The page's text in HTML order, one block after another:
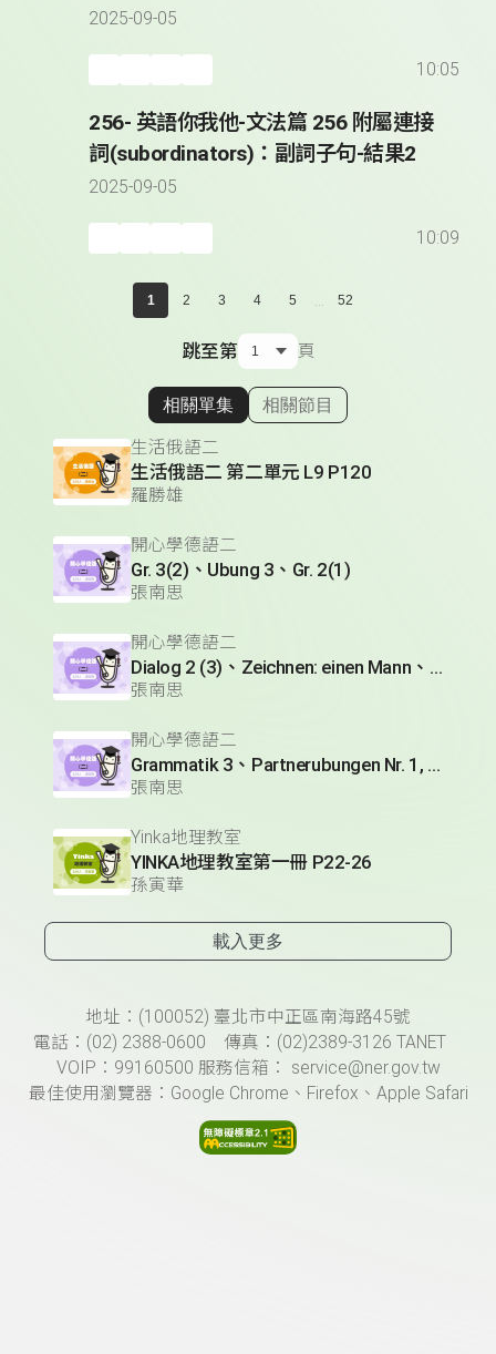
2025-09-05
10:05
256- 英語你我他-文法篇 256 附屬連接
詞(subordinators)：副詞子句-結果2
2025-09-05
10:09
1 2 3 4 5 ... 52
跳至第 頁
顯示相關單集
相關單集 相關節目
生活俄語二
生活俄語二 第二單元 L9 P120
羅勝雄
開心學德語二
Gr. 3(2)、Ubung 3、Gr. 2(1)
張南思
開心學德語二
Dialog 2 (3)、Zeichnen: einen Mann、Lesetext 1(1)
張南思
開心學德語二
Grammatik 3、Partnerubungen Nr. 1, 3、Dialog 2(1)
張南思
Yinka地理教室
YINKA地理教室第一冊 P22-26
孫寅華
載入更多
頁尾資訊地址：(100052) 臺北市中正區南海路45號
電話：(02) 2388-0600 傳真：(02)2389-3126 TANET
VOIP：99160500 服務信箱： service@ner.gov.tw
最佳使用瀏覽器：Google Chrome、Firefox、Apple Safari